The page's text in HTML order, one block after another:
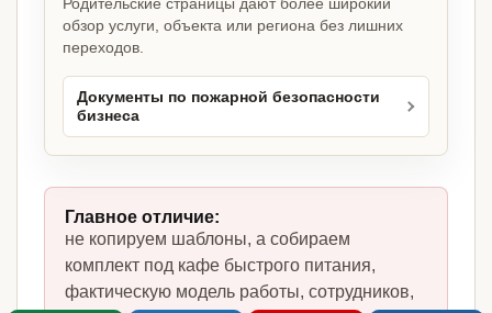
обзор услуги, объекта или региона без лишних
переходов.
Документы по пожарной безопасности
бизнеса
Главное отличие:
не копируем шаблоны, а собираем
комплект под кафе быстрого питания,
фактическую модель работы, сотрудников,